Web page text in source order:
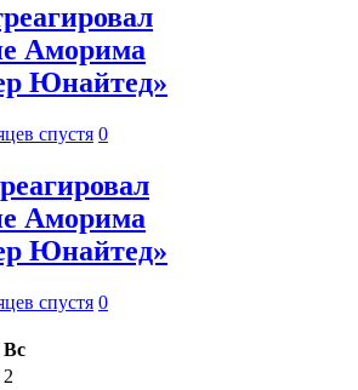
Аморима
Юнайтед»
спустя 0
Аморима
Юнайтед»
спустя 0
Вс
2